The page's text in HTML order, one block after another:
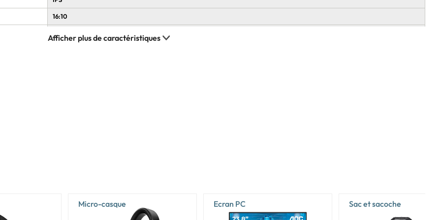
16:10
Micro-casque Ecran PC Sac et sacoche